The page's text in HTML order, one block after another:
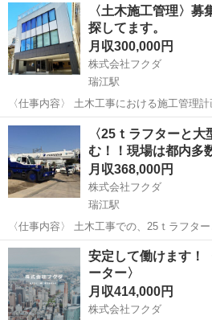
〈土木施工管理〉募
探してます。
月収300,000円
株式会社フクダ
瑞江駅
〈仕事内容〉 土木工事における施工管理
理、安全管理やスタッフ管理など、現場監
京23区の公共⼯事（道路・⽔道・電線共同
他、用地の確保、役所への...
東京 江戸川区 施工管理
〈25ｔラフターと
む！！現場は都内多
月収368,000円
株式会社フクダ
瑞江駅
〈仕事内容〉 土木工事での、25ｔラフタ
をできる方を募集します！ （現場での残
属現場によりラフターか、ダンプか変わ
ただきます。 ラフター...
東京 江戸川区 瑞江駅 その他
安定して働けます！
ーター〉
月収414,000円
株式会社フクダ